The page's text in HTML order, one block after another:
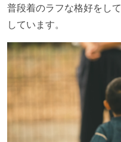
普段着のラフな格好をし
しています。